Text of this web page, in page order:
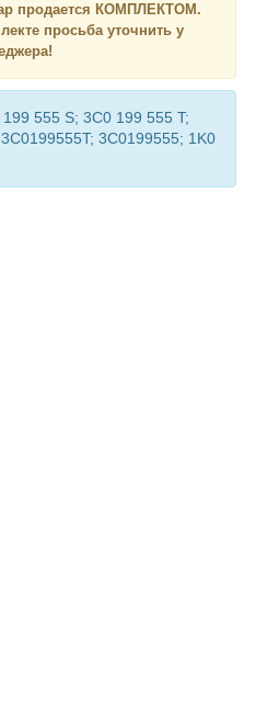
продается КОМПЛЕКТОМ.
просьба уточнить у
555 S; 3C0 199 555 T;
3C0199555; 1K0